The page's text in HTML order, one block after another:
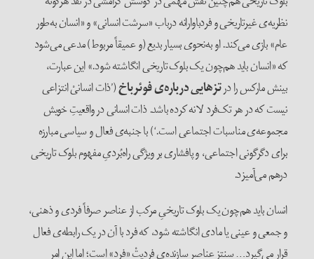
نظریه‌ی غیرتاریخی و فردباوارانه درباب «سرشت انسانی» و «انسان به‌طور
عام» بازی می‌کند. او به‌نحوی بسیار بدیع (و عمیقاً مربوط) مدعی می‌شود
که «انسان باید هم‌چون یک بلوک تاریخی انگاشته شود.» این عبارت،
بینش مارکس را درتزهایی درباره‌ی فوئرباخ(’ذات انسانیْ انتزاعی
نیست که در هر تک‌فرد لانه کرده باشد. ذات انسانی در واقعیتِ خویش
مجموعه‌ی مناسبات اجتماعی است.‘) با جنبه‌ی فعال و سیاسی مبارزه‌
برای دگرگونی اجتماعی، و پافشاری بر ویژگی راه‌بُردیِ مفهوم بلوک تاریخی
درهم می‌آمیزد.
انسان‌ باید هم‌چون یک بلوک تاریخیِ مرکب از عناصر صرفاً فردی و ذهنی،
و جمعی و عینی یا مادی انگاشته شود، که فرد با آن در یک رابطه‌ی فعال
قرار می‌گیرد… سنتزِ عناصر سازنده‌ی فردیتْ «فرد» است؛ اما این امر